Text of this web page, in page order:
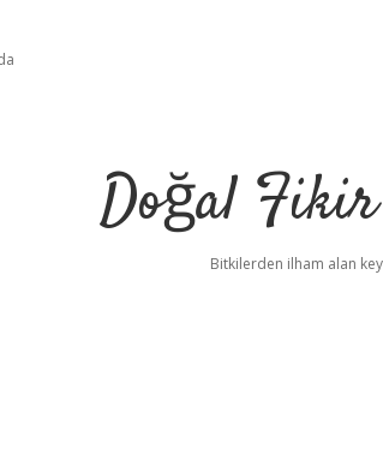
Doğal Fikir
Bitkilerden ilham alan